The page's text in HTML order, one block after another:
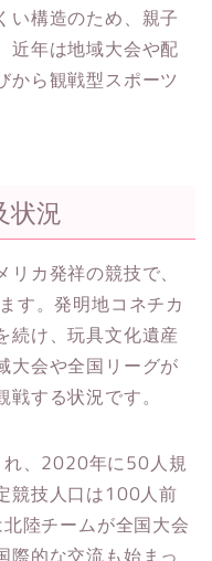
い構造のため、親子
近年は地域大会や配
から観戦型スポーツ
状況
カ発祥の競技で、
す。発明地コネチカ
続け、玩具文化遺産
大会や全国リーグが
する状況です。
、2020年に50人規
競技人口は100人前
陸チームが全国大会
際的な交流も始まっ